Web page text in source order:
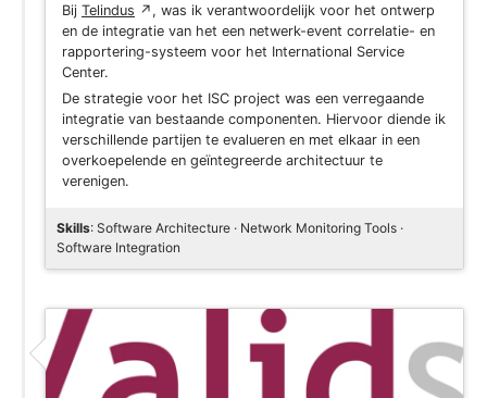
Bij Telindus ↗ , was ik verantwoordelijk voor het ontwerp
en de integratie van het een netwerk-event correlatie- en
rapportering-systeem voor het International Service
Center.
De strategie voor het ISC project was een verregaande
integratie van bestaande componenten. Hiervoor diende ik
verschillende partijen te evalueren en met elkaar in een
overkoepelende en geïntegreerde architectuur te
verenigen.
Skills: Software Architecture · Network Monitoring Tools ·
Software Integration